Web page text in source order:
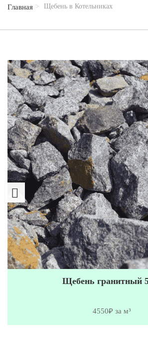
Главная Щебень в Котельниках
Щебень гранитный
4550₽ за м³